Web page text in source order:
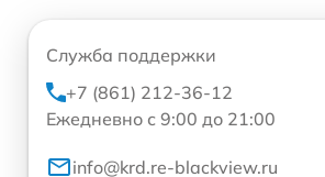
Служба поддержки
+7 (861) 212-36-12
Ежедневно с 9:00 до 21:00
info@krd.re-blackview.ru